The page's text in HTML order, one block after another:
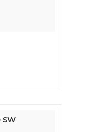
SW